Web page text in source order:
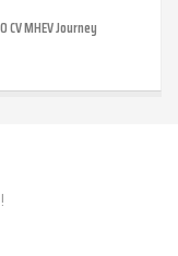
CV MHEV Journey